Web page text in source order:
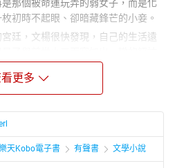
那個被命運玩弄的弱女子，而是化
初時不起眼、卻暗藏鋒芒的小妾。
廷，文楊很快發現，自己的生活遠
她不得不更加小心謹慎。而更令她
愛於一身，仿佛女主一般的李氏，
間，似乎有著千絲萬縷的聯繫。
一度以為自己只是個配角，用來映
遷路上的絆腳石。然而，歷史的巨
的雍正皇帝，他的心思與口味，竟偏
這個看似平凡的小妾，正以她獨有的
更多
天Kobo電子書 有聲書 文學小說